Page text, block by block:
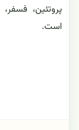
پروتئین،
است.